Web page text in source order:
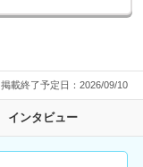
掲載終了予定日：2026/09/10
インタビュー